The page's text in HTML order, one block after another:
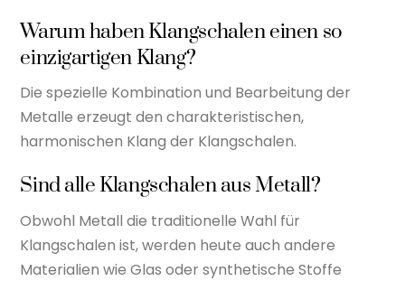
Warum haben Klangschalen einen so
einzigartigen Klang?
Die spezielle Kombination und Bearbeitung der
Metalle erzeugt den charakteristischen,
harmonischen Klang der Klangschalen.
Sind alle Klangschalen aus Metall?
Obwohl Metall die traditionelle Wahl für
Klangschalen ist, werden heute auch andere
Materialien wie Glas oder synthetische Stoffe